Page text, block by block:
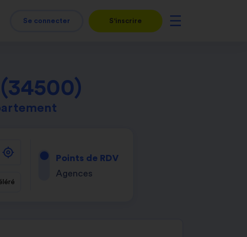
Se connecter S'inscrire
Points de RDV
Agences